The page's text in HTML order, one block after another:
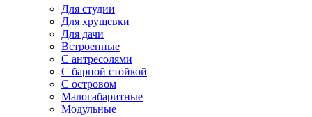
Для студии
Для хрущевки
Для дачи
Встроенные
С антресолями
С барной стойкой
С островом
Малогабаритные
Модульные